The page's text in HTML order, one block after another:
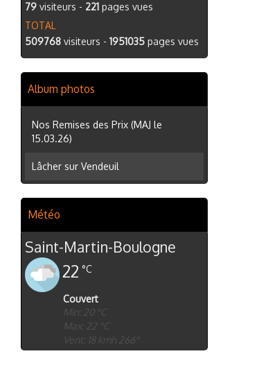
79 visiteurs - 221 pages vues
TOTAL
509768 visiteurs - 1951035 pages vues
Album photos
Nos Remises des Prix (MAJ le
15.03.26)
Lâcher sur Vendeuil
Météo
Saint-Martin-Boulogne
22 °C
Couvert
Min: 20 °C
Max: 22 °C
Vent: 18 kmh 266°